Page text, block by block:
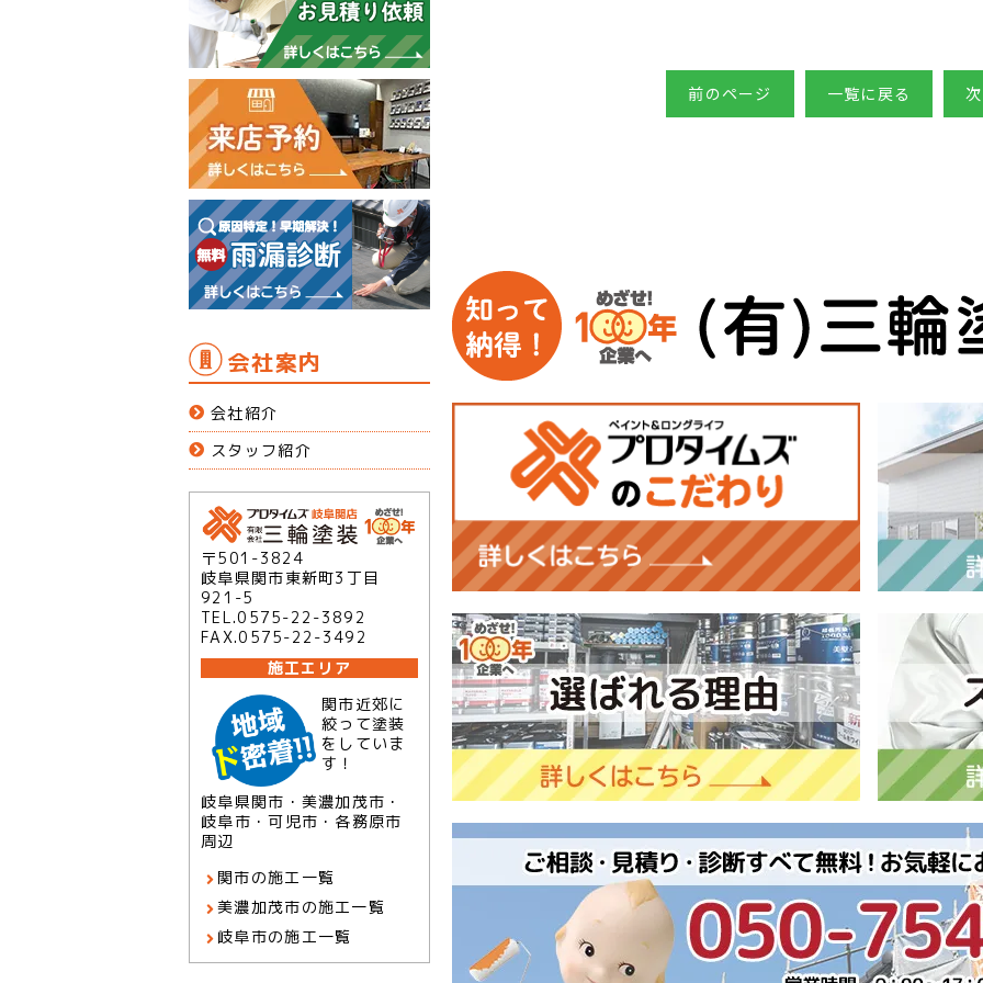
前のページ 一覧に戻る
会社案内
会社紹介
スタッフ紹介
〒501-3824
岐阜県関市東新町3丁目
921-5
TEL.0575-22-3892
FAX.0575-22-3492
施工エリア
関市近郊に
絞って塗装
をしていま
す！
岐阜県関市・美濃加茂市・
岐阜市・可児市・各務原市
周辺
関市の施工一覧
美濃加茂市の施工一覧
岐阜市の施工一覧